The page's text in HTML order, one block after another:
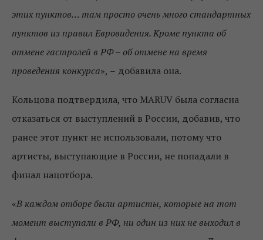
этих пунктов… там просто очень много стандартных
пунктов из правил Евровидения. Кроме пункта об
отмене гастролей в РФ – об отмене на время
проведения конкурса», – добавила она.
Кольцова подтвердила, что MARUV была согласна
отказаться от выступлений в России, добавив, что
ранее этот пункт не использовали, потому что
артисты, выступающие в России, не попадали в
финал нацотбора.
«В каждом отборе были артисты, которые на тот
момент выступали в РФ, ни один из них не выходил в